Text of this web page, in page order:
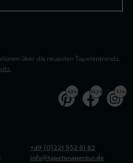
über die neuesten Tapetentrends.
4,9 k 32,5 k 3,1 k
+49 (0)221 932 81 82
info@tapetenagentur.de